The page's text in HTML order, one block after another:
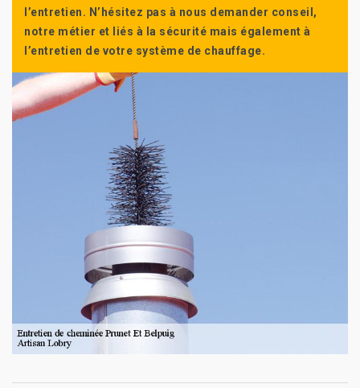
l’entretien. N’hésitez pas à nous demander conseil,
notre métier et liés à la sécurité mais également à
l’entretien de votre système de chauffage.